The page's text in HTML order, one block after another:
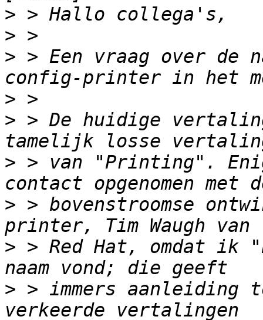
>
>
> > Een vraag over de
>
> > De huidige
> > van "Printing".
> > bovenstroomse
> > Red Hat, omdat ik
> > immers aanleiding